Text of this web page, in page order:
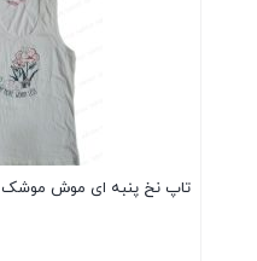
تاپ نخ پنبه ای موش موشک